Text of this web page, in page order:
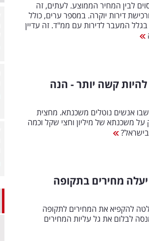
לבין המחיר הממוצע. לעתים, זה
דירות יוקרה. במספר ערים, כולל
המעבר לדירות עם ממ"ד. זה עדיין
קשה יותר - הנה
שבו אנשים נוטלים משכנתא. מחצית
משכנתא של מיליון וחצי שקל וכמה
מחירים בתקופה
להקפיא את המחירים לתקופה
לבלום את גל עליות המחירים